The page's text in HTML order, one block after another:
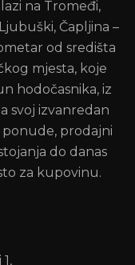
na Tromeđi,
Čapljina –
od središta
mjesta, koje
hodočasnika, iz
svoj izvanredan
prodajni
do danas
za kupovinu.